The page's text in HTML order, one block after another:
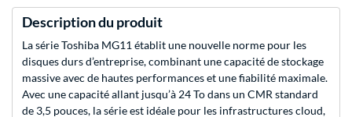
Description du produit
La série Toshiba MG11 établit une nouvelle norme pour les
disques durs d’entreprise, combinant une capacité de stockage
massive avec de hautes performances et une fiabilité maximale.
Avec une capacité allant jusqu’à 24 To dans un CMR standard
de 3,5 pouces, la série est idéale pour les infrastructures cloud,